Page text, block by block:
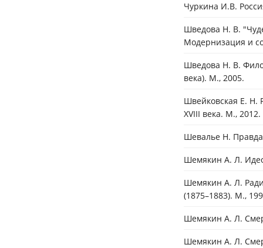
Чуркина И.В.
Шведова Н. В.
Модернизация и
Шведова Н. В.
века). М., 2005.
Швейковская Е. Н.
XVIII века. М., 2012.
Шевалье Н.
Шемякин А. Л.
Шемякин А. Л.
(1875–1883). М.,
Шемякин А. Л.
Шемякин А. Л.